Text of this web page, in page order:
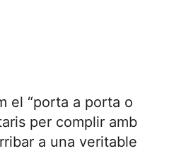
el “porta a porta o
per complir amb
a una veritable